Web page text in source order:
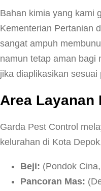
Bahan kimia yang kami
Kementerian Pertanian
sangat ampuh
namun tetap aman bagi
jika diaplikasikan sesuai
Area Layanan
Garda Pest Control
kelurahan di Kota
Beji: (Pondok
Pancoran Mas: